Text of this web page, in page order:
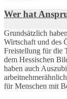
Wer hat
Grundsätzlich
Wirtschaft und des
Freistellung für die
dem Hessischen
haben auch
für Menschen mit